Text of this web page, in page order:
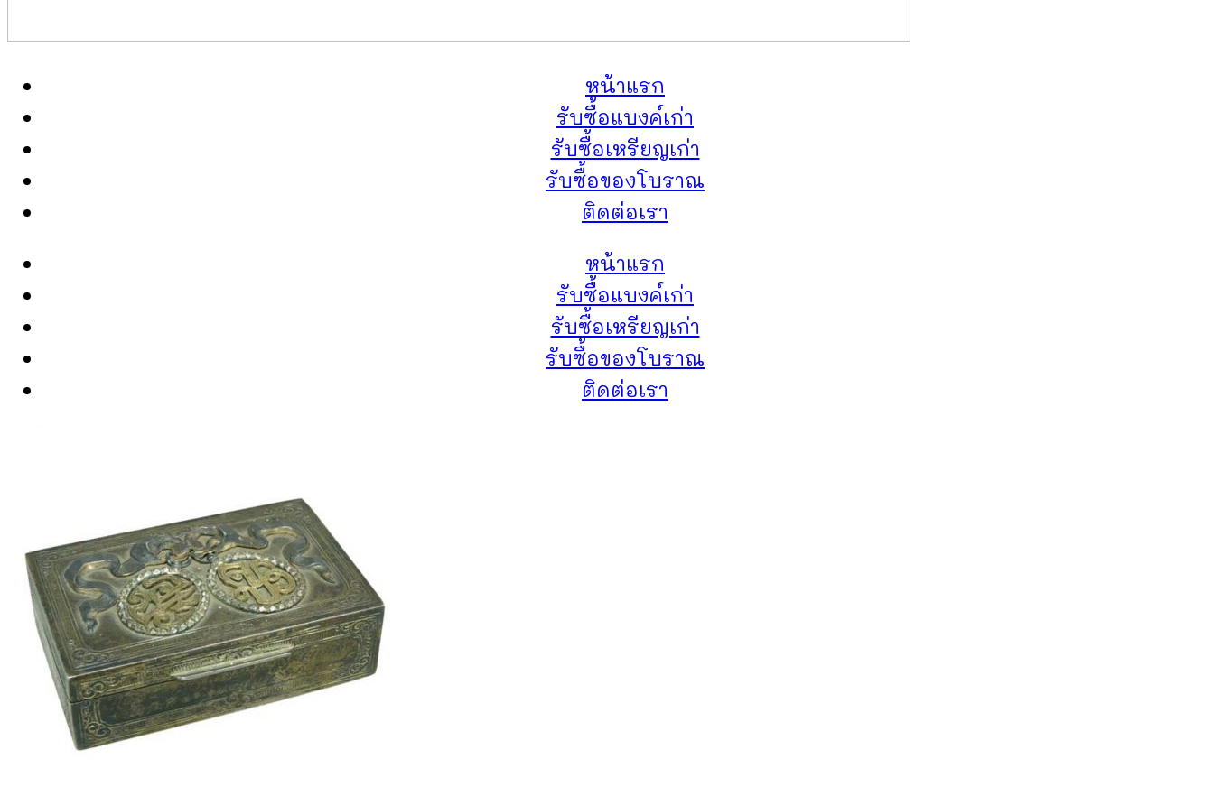
หน้าแรก
รับซื้อแบงค์เก่า
รับซื้อเหรียญเก่า
รับซื้อของโบราณ
ติดต่อเรา
หน้าแรก
รับซื้อแบงค์เก่า
รับซื้อเหรียญเก่า
รับซื้อของโบราณ
ติดต่อเรา